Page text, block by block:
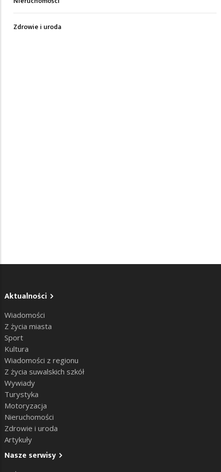
Zdrowie i uroda
Aktualności
Wiadomości
Z życia miasta
Sport
Kultura
Wiadomości z regionu
Z życia suwalskich szkół
Wywiady
Turystyka
Motoryzacja
Nieruchomości
Zdrowie i uroda
Artykuły
Nasze serwisy